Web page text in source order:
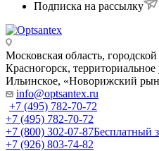
Подписка на рассылку
Московская область,
Красногорск,
Ильинское, «Новорижский
info@optsantex.ru
+7 (495) 782-70-72
+7 (495) 782-70-72
+7 (800) 302-07-87Бесплатный
+7 (926) 803-74-82